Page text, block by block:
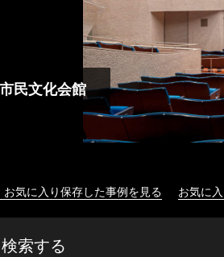
民文化会館
気に入り保存した事例を見る お気に
索する